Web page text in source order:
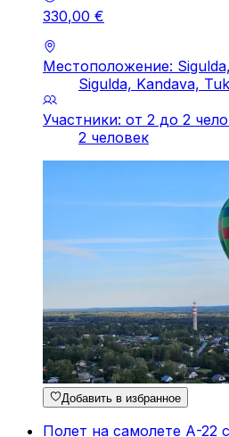
330,00 €
Местоположение:
Sigulda, Kandava,
Участники: от 2 до 2
2 человек
Добавить в избранное
Полет на самолете А-22